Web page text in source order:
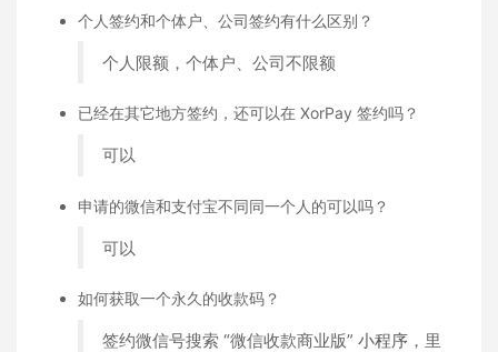
个人签约和个体户、公司签约有什么区别？
个人限额，个体户、公司不限额
已经在其它地方签约，还可以在 XorPay 签约吗？
可以
申请的微信和支付宝不同同一个人的可以吗？
可以
如何获取一个永久的收款码？
签约微信号搜索 “微信收款商业版” 小程序 ，里